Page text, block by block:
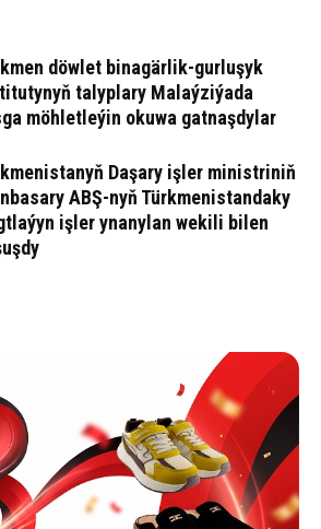
döwlet binagärlik-gurluşyk
talyplary Malaýziýada
möhletleýin okuwa gatnaşdylar
Daşary işler ministriniň
ABŞ-nyň Türkmenistandaky
işler ynanylan wekili bilen